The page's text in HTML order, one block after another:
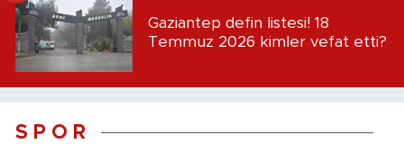
Gaziantep defin listesi! 18
Temmuz 2026 kimler vefat etti?
S P O R